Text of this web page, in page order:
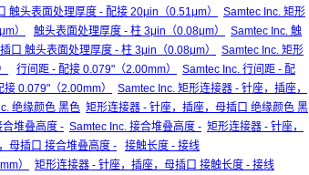
触头表面处理厚度 - 配接 20μin（0.51μm）
Samtec Inc. 矩形
）
触头表面处理厚度 - 柱 3μin（0.08μm）
Samtec Inc. 触
口 触头表面处理厚度 - 柱 3μin（0.08μm）
Samtec Inc. 矩形
行间距 - 配接 0.079"（2.00mm）
Samtec Inc. 行间距 - 配
0.079"（2.00mm）
Samtec Inc. 矩形连接器 - 针座，插座，
绝缘颜色 黑色 矩形连接器 - 针座，插座，母插口 绝缘颜色 黑
合堆叠高度 - Samtec Inc. 接合堆叠高度 - 矩形连接器 - 针座，
母插口 接合堆叠高度 -
接触长度 - 接线
）
矩形连接器 - 针座，插座，母插口 接触长度 - 接线